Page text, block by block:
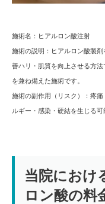
施術名： ヒアルロン酸注射
施術の説明： ヒアルロン酸製
善ハリ・肌質を向上させる方
を兼ね備えた施術です。
施術の副作用（リスク）： 疼痛
ルギー・感染・硬結を生じる可
当院におけ
ロン酸の料